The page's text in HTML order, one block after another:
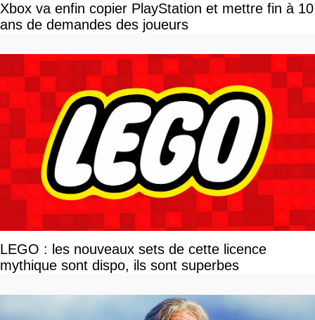
Xbox va enfin copier PlayStation et mettre fin à 10
ans de demandes des joueurs
LEGO : les nouveaux sets de cette licence
mythique sont dispo, ils sont superbes